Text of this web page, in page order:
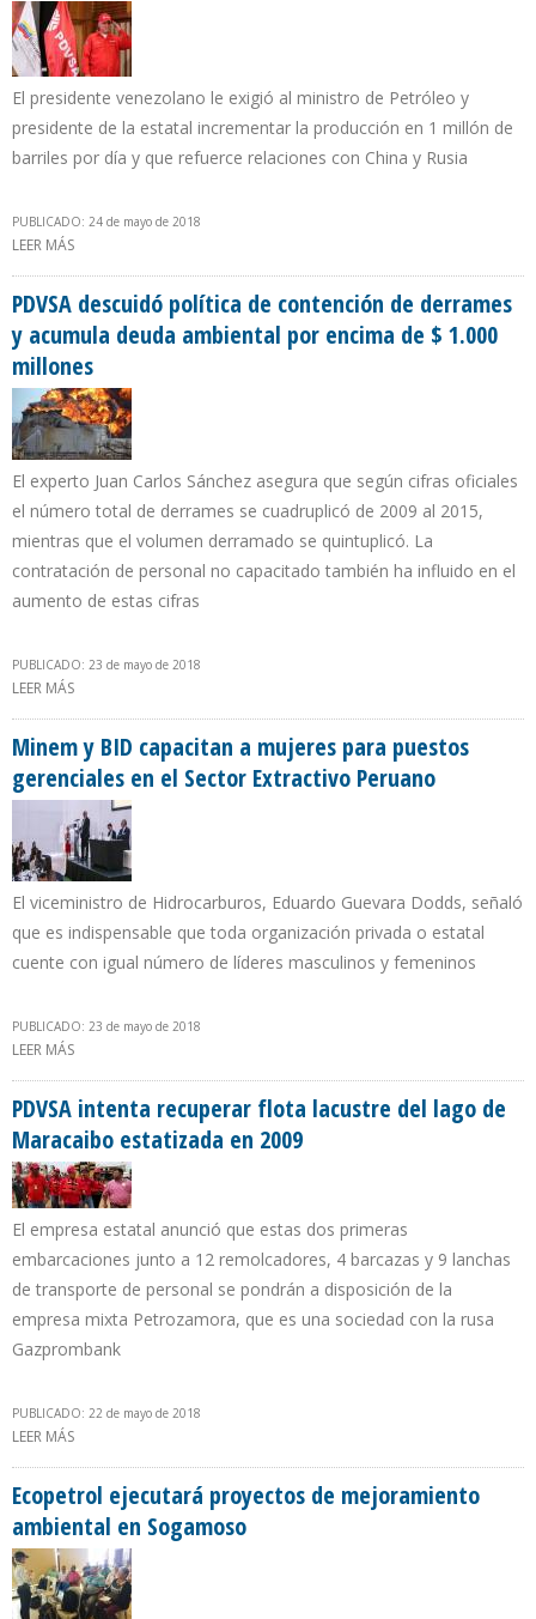
El presidente venezolano le exigió al ministro de Petróleo y
presidente de la estatal incrementar la producción en 1 millón de
barriles por día y que refuerce relaciones con China y Rusia
PUBLICADO: 24 de mayo de 2018
LEER MÁS
PDVSA descuidó política de contención de derrames
y acumula deuda ambiental por encima de $ 1.000
millones
El experto Juan Carlos Sánchez asegura que según cifras oficiales
el número total de derrames se cuadruplicó de 2009 al 2015,
mientras que el volumen derramado se quintuplicó. La
contratación de personal no capacitado también ha influido en el
aumento de estas cifras
PUBLICADO: 23 de mayo de 2018
LEER MÁS
Minem y BID capacitan a mujeres para puestos
gerenciales en el Sector Extractivo Peruano
El viceministro de Hidrocarburos, Eduardo Guevara Dodds, señaló
que es indispensable que toda organización privada o estatal
cuente con igual número de líderes masculinos y femeninos
PUBLICADO: 23 de mayo de 2018
LEER MÁS
PDVSA intenta recuperar flota lacustre del lago de
Maracaibo estatizada en 2009
El empresa estatal anunció que estas dos primeras
embarcaciones junto a 12 remolcadores, 4 barcazas y 9 lanchas
de transporte de personal se pondrán a disposición de la
empresa mixta Petrozamora, que es una sociedad con la rusa
Gazprombank
PUBLICADO: 22 de mayo de 2018
LEER MÁS
Ecopetrol ejecutará proyectos de mejoramiento
ambiental en Sogamoso